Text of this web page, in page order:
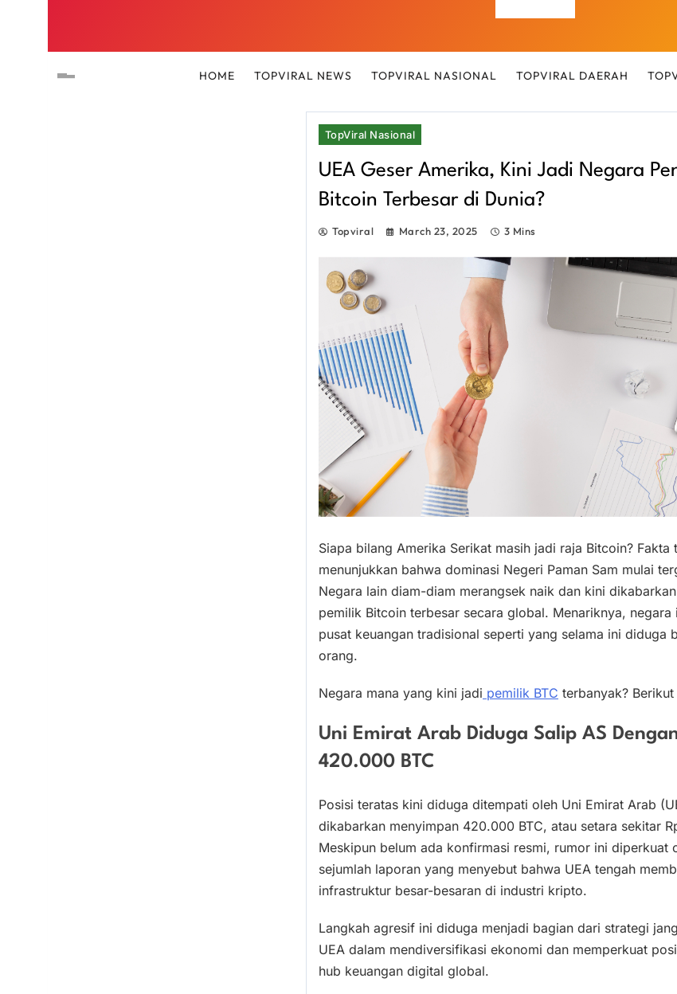
HOME TOPVIRAL NEWS TOPVIRAL NASIONAL TOPVIRAL DAERAH
TopViral Nasional
UEA Geser Amerika, Kini Jadi Negara
Bitcoin Terbesar di Dunia?
Topviral March 23, 2025 3 Mins
Siapa bilang Amerika Serikat masih jadi raja Bitcoin? Fakta
menunjukkan bahwa dominasi Negeri Paman Sam mulai
Negara lain diam-diam merangsek naik dan kini
pemilik Bitcoin terbesar secara global. Menariknya, negara
pusat keuangan tradisional seperti yang selama ini diduga
orang.
Negara mana yang kini jadi pemilik BTC terbanyak? Berikut
Uni Emirat Arab Diduga Salip AS
420.000 BTC
Posisi teratas kini diduga ditempati oleh Uni Emirat Arab
dikabarkan menyimpan 420.000 BTC, atau setara sekitar
Meskipun belum ada konfirmasi resmi, rumor ini diperkuat
sejumlah laporan yang menyebut bahwa UEA tengah
infrastruktur besar-besaran di industri kripto.
Langkah agresif ini diduga menjadi bagian dari strategi
UEA dalam mendiversifikasi ekonomi dan memperkuat
hub keuangan digital global.